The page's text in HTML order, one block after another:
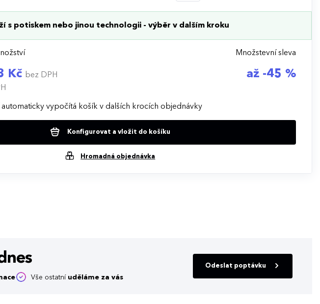
s potiskem nebo jinou technologii - výběr v dalším kroku
Kč bez DPH
Množstevní sleva
až -45 %
automaticky vypočítá košík v dalších krocích objednávky
Konfigurovat a vložit do košíku
Hromadná objednávka
Vše ostatní uděláme za vás
Odeslat poptávku